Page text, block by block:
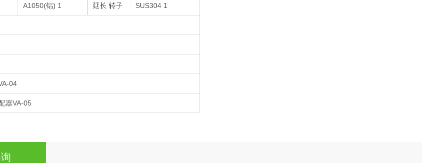
A1050(铝) 1 延长 转子 SUS304 1
04
器VA-05